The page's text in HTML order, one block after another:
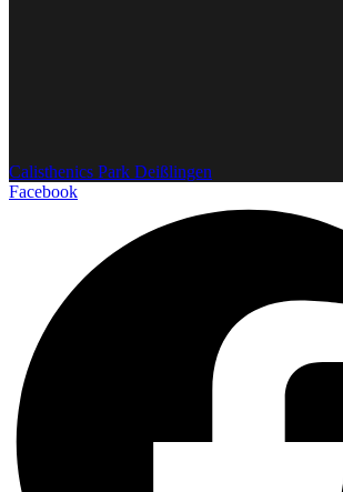
Calisthenics Park Deißlingen
Facebook